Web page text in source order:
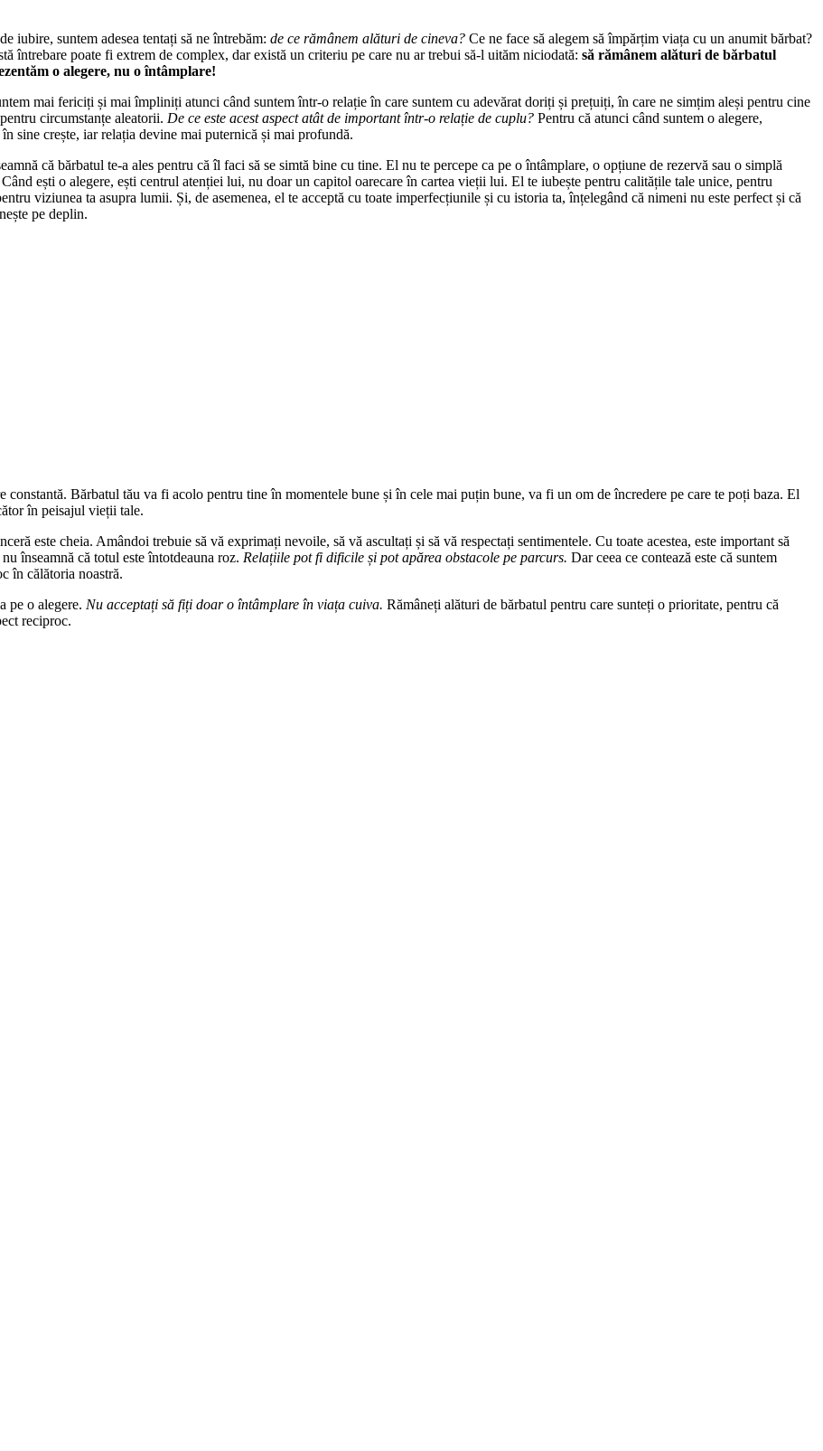
iubire, suntem adesea tentați să ne întrebăm: de ce rămânem alături de cineva? Ce ne face să alegem să împărțim viața cu un anumit bărbat?
întrebare poate fi extrem de complex, dar există un criteriu pe care nu ar trebui să-l uităm niciodată: să rămânem alături de bărbatul
o alegere, nu o întâmplare!
mai fericiți și mai împliniți atunci când suntem într-o relație în care suntem cu adevărat doriți și prețuiți, în care ne simțim aleși pentru cine
circumstanțe aleatorii. De ce este acest aspect atât de important într-o relație de cuplu? Pentru că atunci când suntem o alegere,
în sine crește, iar relația devine mai puternică și mai profundă.
că bărbatul te-a ales pentru că îl faci să se simtă bine cu tine. El nu te percepe ca pe o întâmplare, o opțiune de rezervă sau o simplă
ești o alegere, ești centrul atenției lui, nu doar un capitol oarecare în cartea vieții lui. El te iubește pentru calitățile tale unice, pentru
viziunea ta asupra lumii. Și, de asemenea, el te acceptă cu toate imperfecțiunile și cu istoria ta, înțelegând că nimeni nu este perfect și că
pe deplin.
constantă. Bărbatul tău va fi acolo pentru tine în momentele bune și în cele mai puțin bune, va fi un om de încredere pe care te poți baza. El
în peisajul vieții tale.
este cheia. Amândoi trebuie să vă exprimați nevoile, să vă ascultați și să vă respectați sentimentele. Cu toate acestea, este important să
înseamnă că totul este întotdeauna roz. Relațiile pot fi dificile și pot apărea obstacole pe parcurs. Dar ceea ce contează este că suntem
în călătoria noastră.
pe o alegere. Nu acceptați să fiți doar o întâmplare în viața cuiva. Rămâneți alături de bărbatul pentru care sunteți o prioritate, pentru că
reciproc.